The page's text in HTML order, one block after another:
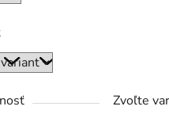
Zvoľte